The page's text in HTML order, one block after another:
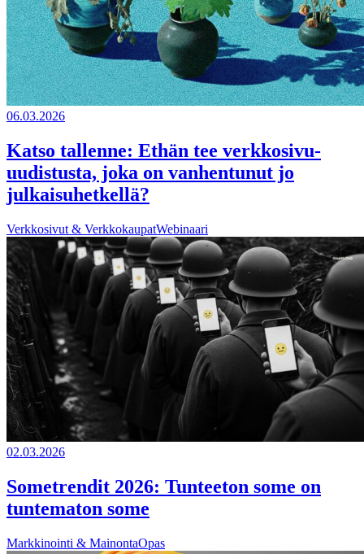
06.03.2026
Katso tallenne: Ethän tee verkkosivu-
uudistusta, joka on vanhentunut jo
julkaisuhetkellä?
Verkkosivut & VerkkokaupatWebinaari
02.03.2026
Sometrendit 2026: Tunteeton some on
tuntematon some
Markkinointi & MainontaOpas